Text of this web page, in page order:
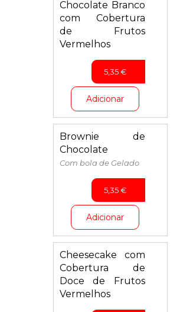
Chocolate Branco
com Cobertura
de Frutos
Vermelhos
5,35€
Adicionar
Brownie de
Chocolate
Com bola de Gelado
5,35€
Adicionar
Cheesecake com
Cobertura de
Doce de Frutos
Vermelhos